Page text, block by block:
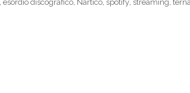
esordio discografico Nartico spotify streaming